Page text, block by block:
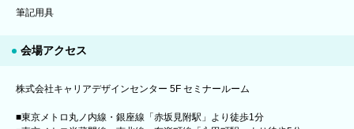
筆記用具
会場アクセス
株式会社キャリアデザインセンター 5F セミナールーム
■東京メトロ丸ノ内線・銀座線「赤坂見附駅」より徒歩1分